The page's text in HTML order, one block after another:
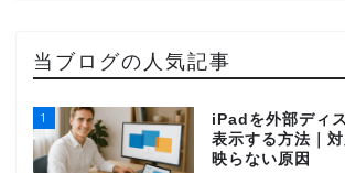
当ブログの人気記事
1
iPadを外部ディ
表示する方法｜
映らない原因